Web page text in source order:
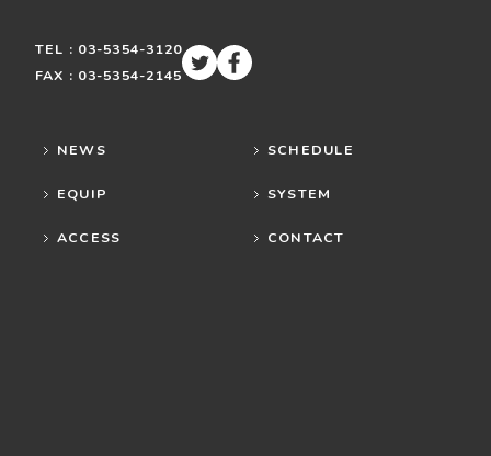
TEL : 03-5354-3120
FAX : 03-5354-2145
NEWS SCHEDULE
EQUIP SYSTEM
ACCESS CONTACT